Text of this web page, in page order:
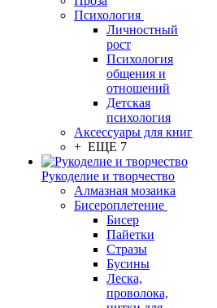
Психология
Личностный
рост
Психология
общения и
отношений
Детская
психология
Аксессуары для книг
+ ЕЩЕ 7
Рукоделие и творчество
Алмазная мозаика
Бисероплетение
Бисер
Пайетки
Стразы
Бусины
Леска,
проволока,